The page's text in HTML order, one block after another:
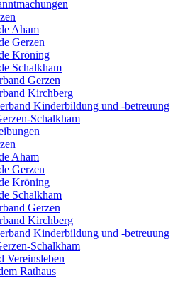
Aham
Gerzen
Kröning
Schalkham
Gerzen
Kirchberg
Kinderbildung und -betreuung
Schalkham
Aham
Gerzen
Kröning
Schalkham
Gerzen
Kirchberg
Kinderbildung und -betreuung
Schalkham
Vereinsleben
Rathaus